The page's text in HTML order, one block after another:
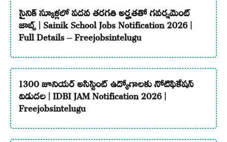
సైనిక్ స్కూళ్లలో పదవ తరగతి అర్హతతో గవర్నమెంట్
జాబ్స్ | Sainik School Jobs Notification 2026 |
Full Details – Freejobsintelugu
1300 జూనియర్ అసిస్టెంట్ ఉద్యోగాలకు నోటిఫికేషన్
విడుదల | IDBI JAM Notification 2026 |
Freejobsintelugu